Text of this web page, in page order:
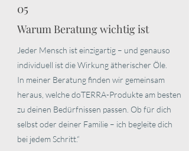
05
Warum Beratung wichtig ist
Jeder Mensch ist einzigartig – und genauso
individuell ist die Wirkung ätherischer Öle.
In meiner Beratung finden wir gemeinsam
heraus, welche doTERRA-Produkte am besten
zu deinen Bedürfnissen passen. Ob für dich
selbst oder deiner Familie – ich begleite dich
bei jedem Schritt.“